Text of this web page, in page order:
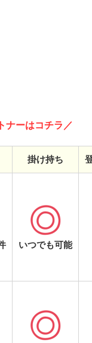
ナーはコチラ／
掛け持ち
いつでも可能